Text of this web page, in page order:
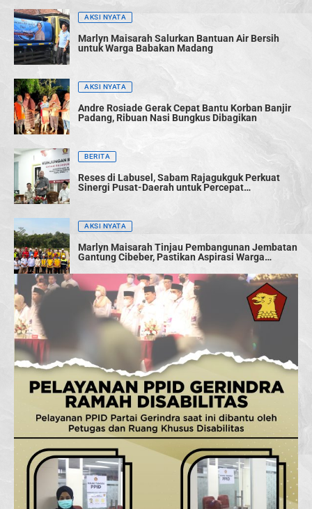
AKSI NYATA
Marlyn Maisarah Salurkan Bantuan Air Bersih
untuk Warga Babakan Madang
AKSI NYATA
Andre Rosiade Gerak Cepat Bantu Korban Banjir
Padang, Ribuan Nasi Bungkus Dibagikan
BERITA
Reses di Labusel, Sabam Rajagukguk Perkuat
Sinergi Pusat-Daerah untuk Percepat
AKSI NYATA
Marlyn Maisarah Tinjau Pembangunan Jembatan
Gantung Cibeber, Pastikan Aspirasi Warga